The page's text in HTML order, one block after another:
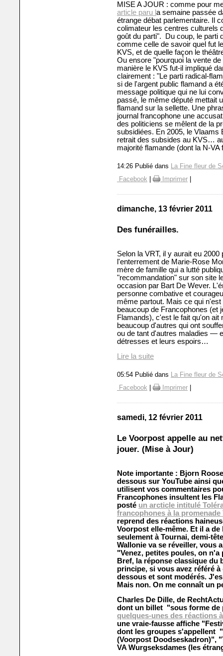
MISE A JOUR : comme pour
article paru l a semaine passée
étrange débat parlementaire. Il
colimateur les centres culturels
goût du parti". Du coup, le parti
comme celle de savoir quel fut
KVS, et de quelle façon le
Ou ensore "pourquoi la vente
manière le KVS fut-il impliqué
clairement : "Le parti radical-
si de l'argent public flamand a
message politique qui ne lui
passé, le même député mettait
flamand sur la sellette. Une
journal francophone une
des politiciens se mêlent de la
subsidiées. En 2005, le Vlaams
retrait des subsides au KVS…
majorité flamande (dont la N-
14:26 Publié dans La Fine fleur de
Facebook
Imprimer
dimanche, 13 février 2011
Des funérailles.
Selon la VRT, il y aurait eu
l'enterrement de Marie-Rose
mère de famille qui a lutté
"recommandation" sur son site
occasion par Bart De Wever.
personne combative et
même partout. Mais ce qui
beaucoup de Francophones (et
Flamands), c'est le fait qu'on
beaucoup d'autres qui ont
ou de tant d'autres maladies —
détresses et leurs espoirs…
Lire la suite
05:54 Publié dans La Fine fleur de
Facebook
Imprimer
samedi, 12 février 2011
Le Voorpost appelle au
jouer. (Mise à Jour)
Note importante : Bjorn
dessous sur YouTube ainsi
utilisent vos commentaires
Francophones insultent les
posté un arcticle intitulé
francophones à la
reprend des réactions
Voorpost elle-même. Et il a
seulement à Tournai, demi-
Wallonie va se réveiller, vous
"Venez, petites poules, on
Bref, la réponse classique du
principe, si vous avez référé
dessous et sont modérés.
Mais non. On me connaît un
Charles De Dille, de
dont un billet "sous forme de
quelques-unes des réactions
une vraie-fausse affiche
dont les groupes s'appellent
(Voorpost Doodseskadron)",
VA Wurgseksdames (les